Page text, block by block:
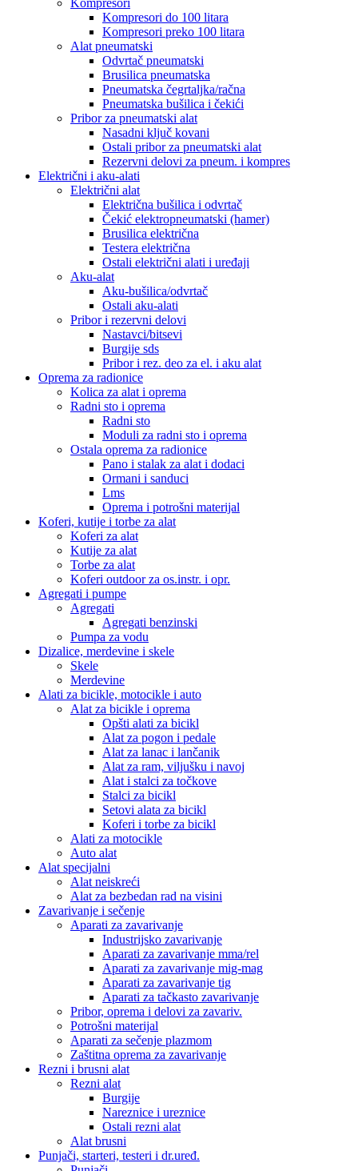
Kompresori
Kompresori do 100 litara
Kompresori preko 100 litara
Alat pneumatski
Odvrtač pneumatski
Brusilica pneumatska
Pneumatska čegrtaljka/račna
Pneumatska bušilica i čekići
Pribor za pneumatski alat
Nasadni ključ kovani
Ostali pribor za pneumatski alat
Rezervni delovi za pneum. i kompres
Električni i aku-alati
Električni alat
Električna bušilica i odvrtač
Čekić elektropneumatski (hamer)
Brusilica električna
Testera električna
Ostali električni alati i uređaji
Aku-alat
Aku-bušilica/odvrtač
Ostali aku-alati
Pribor i rezervni delovi
Nastavci/bitsevi
Burgije sds
Pribor i rez. deo za el. i aku alat
Oprema za radionice
Kolica za alat i oprema
Radni sto i oprema
Radni sto
Moduli za radni sto i oprema
Ostala oprema za radionice
Pano i stalak za alat i dodaci
Ormani i sanduci
Lms
Oprema i potrošni materijal
Koferi, kutije i torbe za alat
Koferi za alat
Kutije za alat
Torbe za alat
Koferi outdoor za os.instr. i opr.
Agregati i pumpe
Agregati
Agregati benzinski
Pumpa za vodu
Dizalice, merdevine i skele
Skele
Merdevine
Alati za bicikle, motocikle i auto
Alat za bicikle i oprema
Opšti alati za bicikl
Alat za pogon i pedale
Alat za lanac i lančanik
Alat za ram, viljušku i navoj
Alat i stalci za točkove
Stalci za bicikl
Setovi alata za bicikl
Koferi i torbe za bicikl
Alati za motocikle
Auto alat
Alat specijalni
Alat neiskreći
Alat za bezbedan rad na visini
Zavarivanje i sečenje
Aparati za zavarivanje
Industrijsko zavarivanje
Aparati za zavarivanje mma/rel
Aparati za zavarivanje mig-mag
Aparati za zavarivanje tig
Aparati za tačkasto zavarivanje
Pribor, oprema i delovi za zavariv.
Potrošni materijal
Aparati za sečenje plazmom
Zaštitna oprema za zavarivanje
Rezni i brusni alat
Rezni alat
Burgije
Nareznice i ureznice
Ostali rezni alat
Alat brusni
Punjači, starteri, testeri i dr.uređ.